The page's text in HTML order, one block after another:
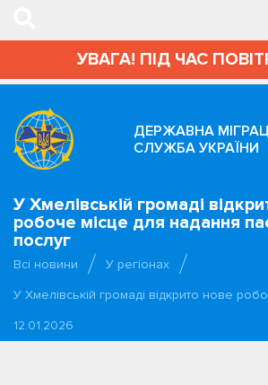
УВАГА! ПІД ЧАС
ДЕРЖАВНА
СЛУЖБА УКРАЇНИ
У Хмелівській громаді
робоче місце для надання
послуг
Всі новини
У регіонах
У Хмелівській громаді відкрито нове
12.01.2026